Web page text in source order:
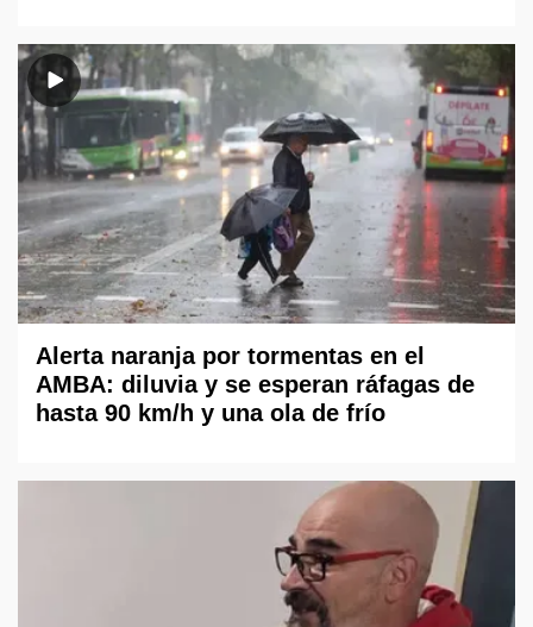
Alerta naranja por tormentas en el
AMBA: diluvia y se esperan ráfagas de
hasta 90 km/h y una ola de frío